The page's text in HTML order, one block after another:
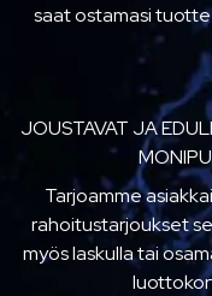
saat ostamasi
JOUSTAVAT JA
Tarjoamme
rahoitustarjoukset
myös laskulla tai